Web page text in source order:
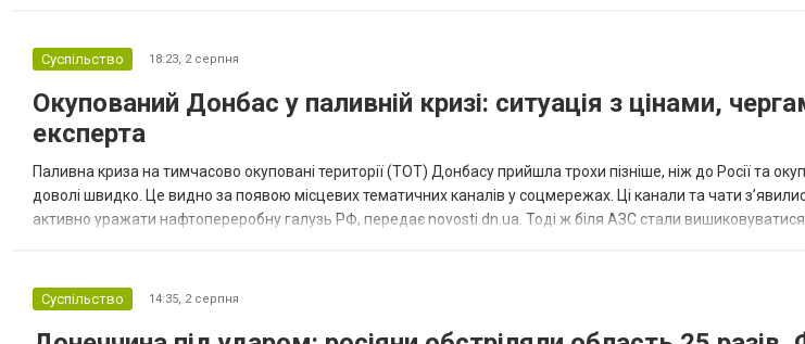
Суспільство 18:23, 2 серпня
Окупований Донбас у паливній кризі: ситуація з цінами,
експерта
Паливна криза на тимчасово окуповані території (ТОТ) Донбасу прийшла трохи пізніше, ніж до Росії та
доволі швидко. Це видно за появою місцевих тематичних каналів у соцмережах. Ці канали та чати
активно уражати нафтопереробну галузь РФ, передає novosti.dn.ua. Тоді ж біля АЗС стали вишиковуватися
Суспільство 14:35, 2 серпня